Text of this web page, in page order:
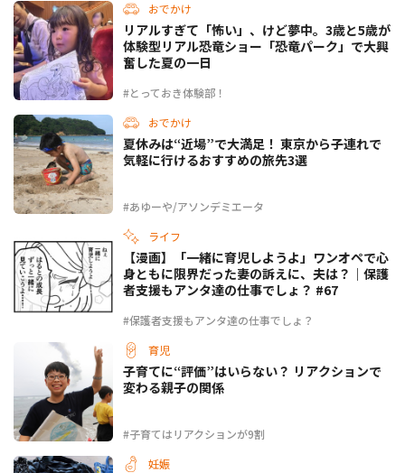
おでかけ
#とっておき体験部！
リアルすぎて「怖い」、けど夢中。3歳と5歳が
体験型リアル恐竜ショー「恐竜パーク」で大興
奮した夏の一日
おでかけ
#あゆーや/アソンデミエータ
夏休みは“近場”で大満足！ 東京から子連れで
気軽に行けるおすすめの旅先3選
ライフ
#保護者支援もアンタ達の仕事でしょ？
【漫画】「一緒に育児しようよ」ワンオペで心
身ともに限界だった妻の訴えに、夫は？｜保護
者支援もアンタ達の仕事でしょ？ #67
育児
#子育てはリアクションが9割
子育てに“評価”はいらない？ リアクションで
変わる親子の関係
妊娠